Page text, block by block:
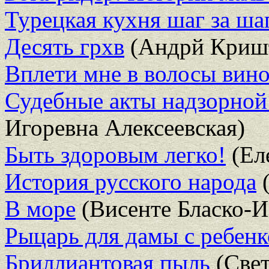
Турецкая кухня шаг за
Десять грхв(Андрй
Вплети мне в волосы
Судебные акты
Игоревна Алексеевская)
Быть здоровым легко!
История русского народа
В море(Висенте Бласко-
Рыцарь для дамы с
Бриллиантовая пыль